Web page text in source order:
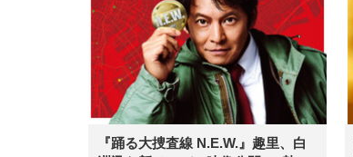
『踊る大捜査線 N.E.W.』趣里、白